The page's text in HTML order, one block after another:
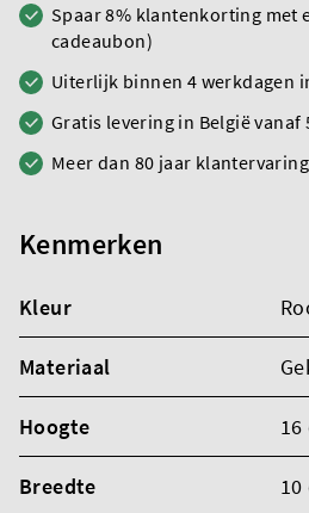
Spaar 8% klantenkorting met
cadeaubon)
Uiterlijk binnen 4 werkdagen
Gratis levering in België vanaf
Meer dan 80 jaar klantervaring
Kenmerken
Kleur
Materiaal
Hoogte 16
Breedte 10